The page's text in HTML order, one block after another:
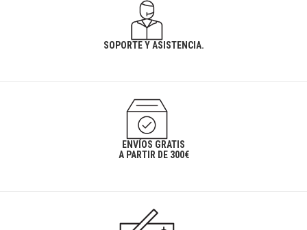
SOPORTE Y ASISTENCIA.
ENVÍOS GRATIS
A PARTIR DE 300€